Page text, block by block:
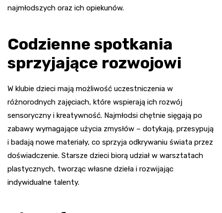
najmłodszych oraz ich opiekunów.
Codzienne spotkania
sprzyjające rozwojowi
W klubie dzieci mają możliwość uczestniczenia w
różnorodnych zajęciach, które wspierają ich rozwój
sensoryczny i kreatywność. Najmłodsi chętnie sięgają po
zabawy wymagające użycia zmysłów – dotykają, przesypują
i badają nowe materiały, co sprzyja odkrywaniu świata przez
doświadczenie. Starsze dzieci biorą udział w warsztatach
plastycznych, tworząc własne dzieła i rozwijając
indywidualne talenty.